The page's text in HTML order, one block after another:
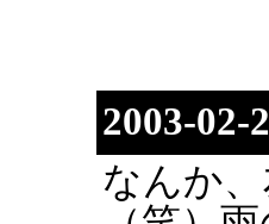
2003-
なんか